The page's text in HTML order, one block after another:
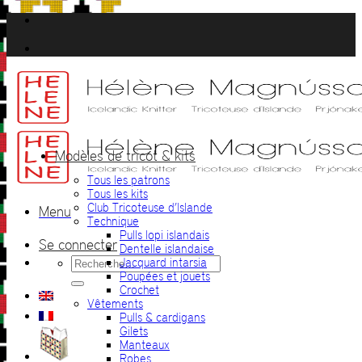
Passer
au
contenu
Menu
Se connecter
Recherche
pour :
Modèles de tricot & kits
Tous les patrons
Tous les kits
Club Tricoteuse d’Islande
Technique
Pulls lopi islandais
Dentelle islandaise
Jacquard intarsia
Poupées et jouets
Crochet
Vêtements
Pulls & cardigans
Gilets
Manteaux
Robes